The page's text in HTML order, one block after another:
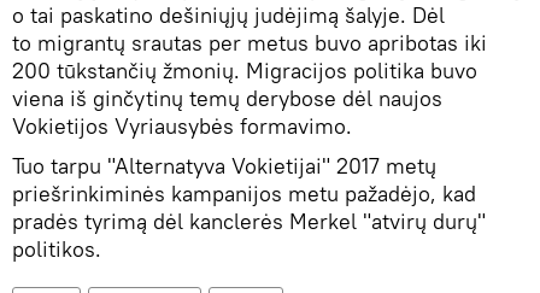
o tai paskatino dešiniųjų judėjimą šalyje. Dėl
to migrantų srautas per metus buvo apribotas iki
200 tūkstančių žmonių. Migracijos politika buvo
viena iš ginčytinų temų derybose dėl naujos
Vokietijos Vyriausybės formavimo.
Tuo tarpu "Alternatyva Vokietijai" 2017 metų
priešrinkiminės kampanijos metu pažadėjo, kad
pradės tyrimą dėl kanclerės Merkel "atvirų durų"
politikos.